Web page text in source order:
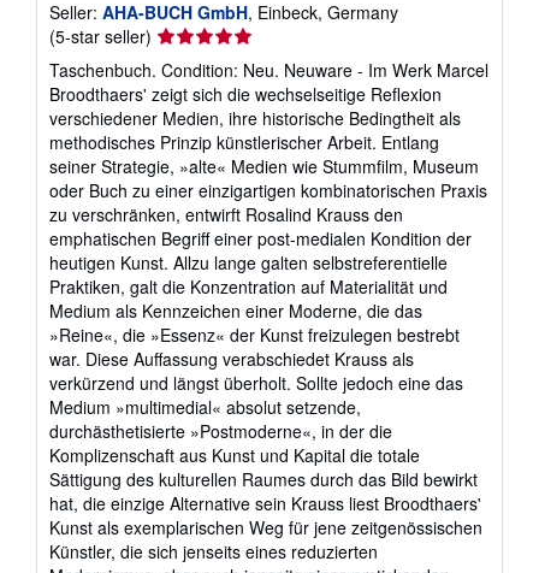
Seller: AHA-BUCH GmbH, Einbeck, Germany
(5-star seller) Seller
rating
5
out
of
5
stars
Taschenbuch. Condition: Neu. Neuware - Im Werk Marcel
Broodthaers' zeigt sich die wechselseitige Reflexion
verschiedener Medien, ihre historische Bedingtheit als
methodisches Prinzip künstlerischer Arbeit. Entlang
seiner Strategie, »alte« Medien wie Stummfilm, Museum
oder Buch zu einer einzigartigen kombinatorischen Praxis
zu verschränken, entwirft Rosalind Krauss den
emphatischen Begriff einer post-medialen Kondition der
heutigen Kunst. Allzu lange galten selbstreferentielle
Praktiken, galt die Konzentration auf Materialität und
Medium als Kennzeichen einer Moderne, die das
»Reine«, die »Essenz« der Kunst freizulegen bestrebt
war. Diese Auffassung verabschiedet Krauss als
verkürzend und längst überholt. Sollte jedoch eine das
Medium »multimedial« absolut setzende,
durchästhetisierte »Postmoderne«, in der die
Komplizenschaft aus Kunst und Kapital die totale
Sättigung des kulturellen Raumes durch das Bild bewirkt
hat, die einzige Alternative sein Krauss liest Broodthaers'
Kunst als exemplarischen Weg für jene zeitgenössischen
Künstler, die sich jenseits eines reduzierten